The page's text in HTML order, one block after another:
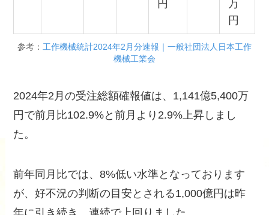
円
万
円
参考： 工作機械統計2024年2月分速報｜一般社団法人日本工作
機械工業会
2024年2月の受注総額確報値は、1,141億5,400万
円で前月比102.9%と前月より2.9%上昇しまし
た。
前年同月比では、8%低い水準となっております
が、好不況の判断の目安とされる1,000億円は昨